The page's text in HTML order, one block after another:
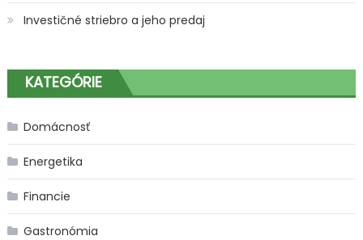
Investičné striebro a jeho predaj
KATEGÓRIE
Domácnosť
Energetika
Financie
Gastronómia